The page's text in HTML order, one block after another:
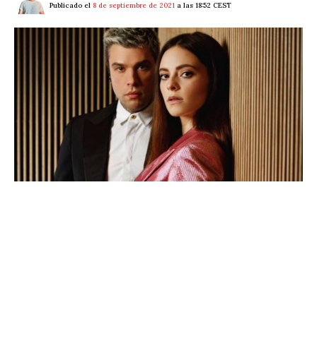
Publicado el 8 de septiembre de 2021 a las 18:52 CEST